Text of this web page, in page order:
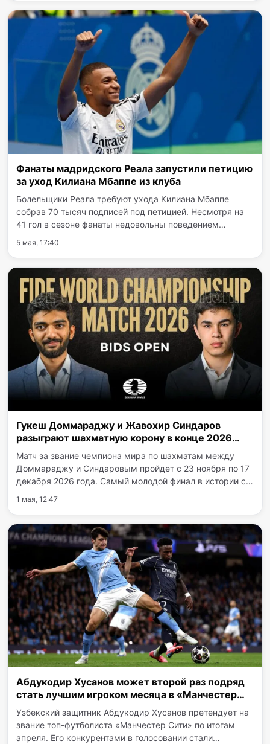
Фанаты мадридского Реала запустили петицию
за уход Килиана Мбаппе из клуба
Болельщики Реала требуют ухода Килиана Мбаппе
собрав 70 тысяч подписей под петицией. Несмотря на
41 гол в сезоне фанаты недовольны поведением
шестьдесят минут под соответствующим документом
5 мая, 17:40
Гукеш Доммараджу и Жавохир Синдаров
разыграют шахматную корону в конце 2026
года
Матч за звание чемпиона мира по шахматам между
Доммараджу и Синдаровым пройдет с 23 ноября по 17
декабря 2026 года. Самый молодой финал в истории с
главной сенсацией года. Предстоящее противостояние
1 мая, 12:47
Абдукодир Хусанов может второй раз подряд
стать лучшим игроком месяца в «Манчестер
Сити»
Узбекский защитник Абдукодир Хусанов претендует на
звание топ-футболиста «Манчестер Сити» по итогам
апреля. Его конкурентами в голосовании стали